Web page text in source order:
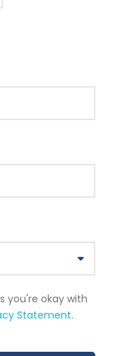
you're okay with
Statement.